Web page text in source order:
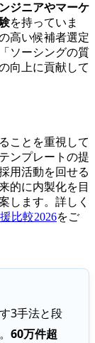
ジニアやマーケ
を持っていま
高い候補者選定
ソーシングの質
向上に貢献して
ことを重視して
ンプレートの提
用活動を回せる
的に内製化を目
します。詳しく
比較2026をご
3手法と段
60万件超